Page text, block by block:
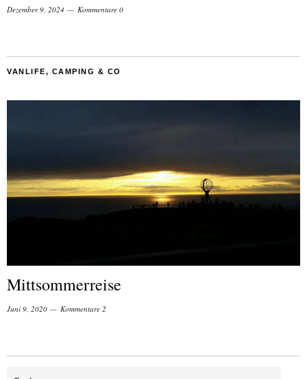
Dezember 9, 2024 Kommentare 0
VANLIFE, CAMPING & CO
Mittsommerreise
Juni 9, 2020 Kommentare 2